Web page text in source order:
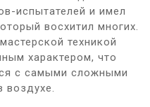
испытателей и имел
восхитил многих.
техникой
характером, что
с самыми сложными
воздухе.